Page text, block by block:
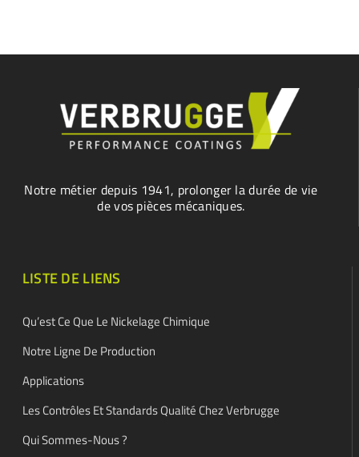
Notre métier depuis 1941, prolonger la durée de vie
de vos pièces mécaniques.
LISTE DE LIENS
Qu’est Ce Que Le Nickelage Chimique
Notre Ligne De Production
Applications
Les Contrôles Et Standards Qualité Chez Verbrugge
Qui Sommes-Nous ?